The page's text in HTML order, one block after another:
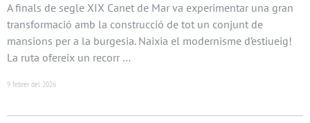
A finals de segle XIX Canet de Mar va experimentar una gran
transformació amb la construcció de tot un conjunt de
mansions per a la burgesia. Naixia el modernisme d’estiueig!
La ruta ofereix un recorr …
9 febrer del 2026